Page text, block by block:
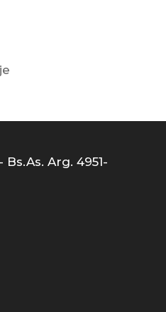
Bs.As. Arg. 4951-